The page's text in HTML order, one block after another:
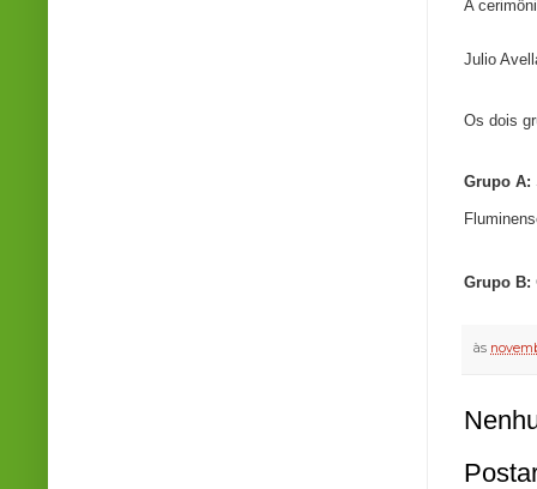
A
Julio
Os dois
Grupo A:
Grupo B:
às